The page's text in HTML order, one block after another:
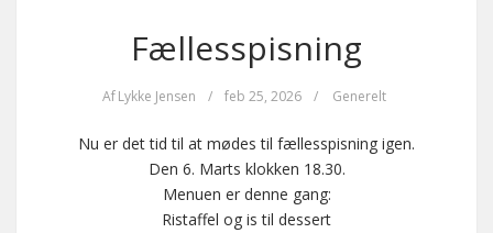
Fællesspisning
Af Lykke Jensen / feb 25, 2026 / Generelt
Nu er det tid til at mødes til fællesspisning igen.
Den 6. Marts klokken 18.30.
Menuen er denne gang:
Ristaffel og is til dessert